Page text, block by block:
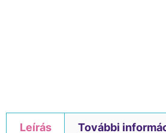
Leírás További